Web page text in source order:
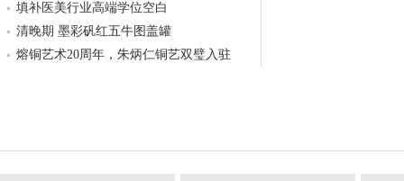
填补医美行业高端学位空白
清晚期 墨彩矾红五牛图盖罐
熔铜艺术20周年，朱炳仁铜艺双璧入驻